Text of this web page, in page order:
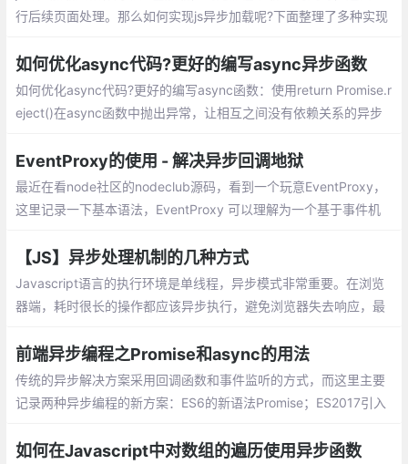
行后续页面处理。那么如何实现js异步加载呢?下面整理了多种实现
时的异步加载、$(document).ready()、async属性、defer属性、
es6模块type=module属性
如何优化async代码?更好的编写async异步函数
如何优化async代码?更好的编写async函数：使用return Promise.r
eject()在async函数中抛出异常，让相互之间没有依赖关系的异步
用map来代替它
EventProxy的使用 - 解决异步回调地狱
最近在看node社区的nodeclub源码，看到一个玩意EventProxy，
这里记录一下基本语法，EventProxy 可以理解为一个基于事件机
地狱问题的工具
【JS】异步处理机制的几种方式
Javascript语言的执行环境是单线程，异步模式非常重要。在浏览
器端，耗时很长的操作都应该异步执行，避免浏览器失去响应，最
前端异步编程之Promise和async的用法
传统的异步解决方案采用回调函数和事件监听的方式，而这里主要
记录两种异步编程的新方案：ES6的新语法Promise；ES2017引入
如何在Javascript中对数组的遍历使用异步函数